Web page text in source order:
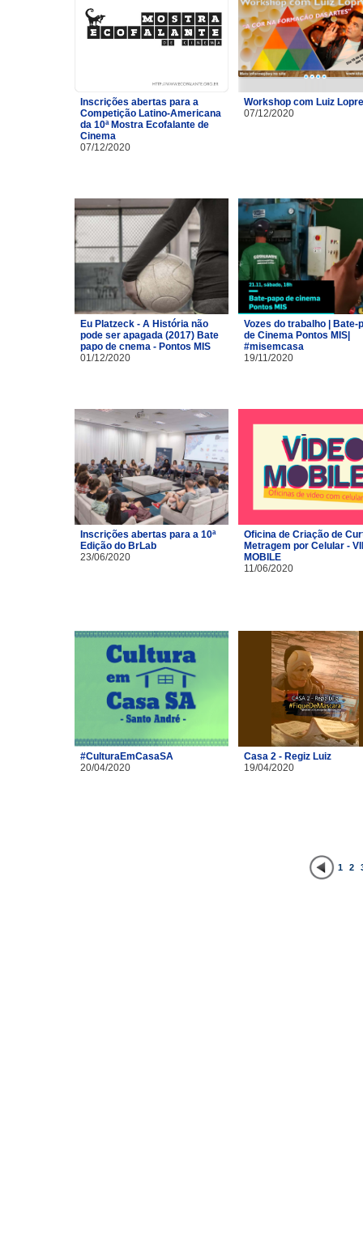
Inscrições abertas para a
Competição Latino-Americana
da 10ª Mostra Ecofalante de
Cinema
07/12/2020
Workshop com Luiz
07/12/2020
Eu Platzeck - A História não
pode ser apagada (2017) Bate
papo de cnema - Pontos MIS
01/12/2020
Vozes do trabalho | Bate-
de Cinema Pontos MIS|
#misemcasa
19/11/2020
Inscrições abertas para a 10ª
Edição do BrLab
23/06/2020
Oficina de Criação de
Metragem por Celular -
MOBILE
11/06/2020
#CulturaEmCasaSA
20/04/2020
Casa 2 - Regiz Luiz
19/04/2020
1 2